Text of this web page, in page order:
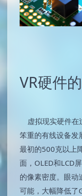
VR硬件
虚拟现实硬件在
笨重的有线设备发
最初的500克以上
面，OLED和LCD
的像素密度。眼动
可能，大幅降低了